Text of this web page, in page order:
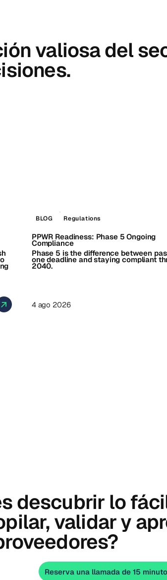
valiosa del
BLOG Regulations
PPWR Readiness: Phase 5 Ongoing
Compliance
Phase 5 is the difference between
one deadline and staying compliant
2040.
4 ago 2026
descubrir lo
validar y
Reserva una llamada de 15